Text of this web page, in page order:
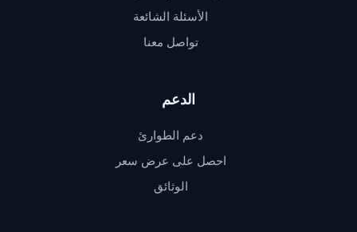
الأسئلة الشائعة
تواصل معنا
الدعم
دعم الطوارئ
احصل على عرض سعر
الوثائق